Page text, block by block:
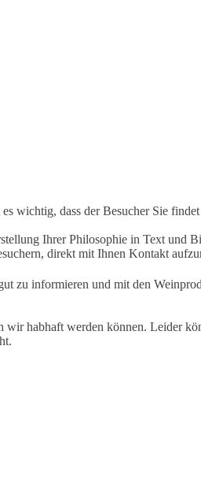
wichtig, dass der Besucher Sie
Ihrer Philosophie in Text und
direkt mit Ihnen Kontakt
zu informieren und mit den
habhaft werden können. Leider